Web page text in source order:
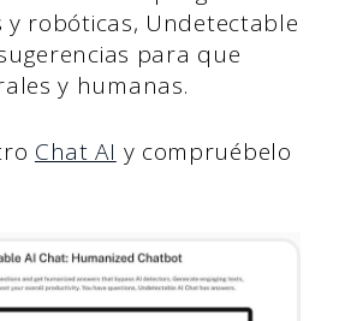
y robóticas, Undetectable
para que
y humanas.
Chat AI y compruébelo